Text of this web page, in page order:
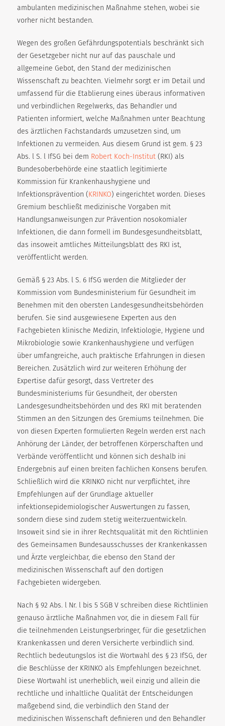
ambulanten medizinischen Maßnahme stehen, wobei sie
vorher nicht bestanden.
Wegen des großen Gefährdungspotentials beschränkt sich
der Gesetzgeber nicht nur auf das pauschale und
allgemeine Gebot, den Stand der medizinischen
Wissenschaft zu beachten. Vielmehr sorgt er im Detail und
umfassend für die Etablierung eines überaus informativen
und verbindlichen Regelwerks, das Behandler und
Patienten informiert, welche Maßnahmen unter Beachtung
des ärztlichen Fachstandards umzusetzen sind, um
Infektionen zu vermeiden. Aus diesem Grund ist gem. § 23
Abs. l S. l IfSG bei dem Robert Koch-Institut(RKI) als
Bundesoberbehörde eine staatlich legitimierte
Kommission für Krankenhaushygiene und
Infektionsprävention (KRINKO) eingerichtet worden. Dieses
Gremium beschließt medizinische Vorgaben mit
Handlungsanweisungen zur Prävention nosokomialer
Infektionen, die dann formell im Bundesgesundheitsblatt,
das insoweit amtliches Mitteilungsblatt des RKI ist,
veröffentlicht werden.
Gemäß § 23 Abs. l S. 6 IfSG werden die Mitglieder der
Kommission vom Bundesministerium für Gesundheit im
Benehmen mit den obersten Landesgesundheitsbehörden
berufen. Sie sind ausgewiesene Experten aus den
Fachgebieten klinische Medizin, Infektiologie, Hygiene und
Mikrobiologie sowie Krankenhaushygiene und verfügen
über umfangreiche, auch praktische Erfahrungen in diesen
Bereichen. Zusätzlich wird zur weiteren Erhöhung der
Expertise dafür gesorgt, dass Vertreter des
Bundesministeriums für Gesundheit, der obersten
Landesgesundheitsbehörden und des RKI mit beratenden
Stimmen an den Sitzungen des Gremiums teilnehmen. Die
von diesen Experten formulierten Regeln werden erst nach
Anhörung der Länder, der betroffenen Körperschaften und
Verbände veröffentlicht und können sich deshalb ini
Endergebnis auf einen breiten fachlichen Konsens berufen.
Schließlich wird die KRINKO nicht nur verpflichtet, ihre
Empfehlungen auf der Grundlage aktueller
infektionsepidemiologischer Auswertungen zu fassen,
sondern diese sind zudem stetig weiterzuentwickeln.
Insoweit sind sie in ihrer Rechtsqualität mit den Richtlinien
des Gemeinsamen Bundesausschusses der Krankenkassen
und Ärzte vergleichbar, die ebenso den Stand der
medizinischen Wissenschaft auf den dortigen
Fachgebieten widergeben.
Nach § 92 Abs. l Nr. l bis 5 SGB V schreiben diese Richtlinien
genauso ärztliche Maßnahmen vor, die in diesem Fall für
die teilnehmenden Leistungserbringer, für die gesetzlichen
Krankenkassen und deren Versicherte verbindlich sind.
Rechtlich bedeutungslos ist die Wortwahl des § 23 IfSG, der
die Beschlüsse der KRINKO als Empfehlungen bezeichnet.
Diese Wortwahl ist unerheblich, weil einzig und allein die
rechtliche und inhaltliche Qualität der Entscheidungen
maßgebend sind, die verbindlich den Stand der
medizinischen Wissenschaft definieren und den Behandler